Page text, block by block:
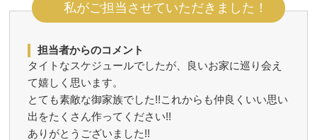
私がご担当させていただきました！
担当者からのコメント
タイトなスケジュールでしたが、良いお家に巡り会え
て嬉しく思います。
とても素敵な御家族でした!!これからも仲良くいい思い
出をたくさん作ってください!!
ありがとうございました!!